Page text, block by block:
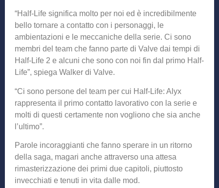
“Half-Life significa molto per noi ed è incredibilmente
bello tornare a contatto con i personaggi, le
ambientazioni e le meccaniche della serie. Ci sono
membri del team che fanno parte di Valve dai tempi di
Half-Life 2 e alcuni che sono con noi fin dal primo Half-
Life”, spiega Walker di Valve.
“Ci sono persone del team per cui Half-Life: Alyx
rappresenta il primo contatto lavorativo con la serie e
molti di questi certamente non vogliono che sia anche
l’ultimo”.
Parole incoraggianti che fanno sperare in un ritorno
della saga, magari anche attraverso una attesa
rimasterizzazione dei primi due capitoli, piuttosto
invecchiati e tenuti in vita dalle mod.